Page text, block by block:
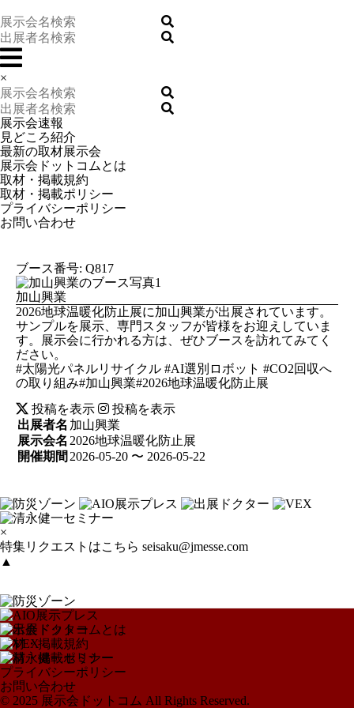
×
展示会速報
見どころ紹介
最新の取材展示会
展示会ドットコムとは
取材・掲載規約
取材・掲載ポリシー
プライバシーポリシー
お問い合わせ
ブース番号: Q817
加山興業
2026地球温暖化防止展に加山興業が出展されています。
サンプルを展示、専門スタッフが皆様をお迎えしていま
す。展示会に行かれる方は、ぜひブースを訪れてみてく
ださい。
#太陽光パネルリサイクル #AI選別ロボット #CO2回収へ
の取り組み#加山興業#2026地球温暖化防止展
投稿を表示
投稿を表示
出展者名 加山興業
展示会名 2026地球温暖化防止展
開催期間 2026-05-20 〜 2026-05-22
×
特集リクエストはこちら seisaku@jmesse.com
展示会ドットコムとは
取材・掲載規約
取材・掲載ポリシー
プライバシーポリシー
お問い合わせ
© 2025 展示会ドットコム All Rights Reserved.
▲